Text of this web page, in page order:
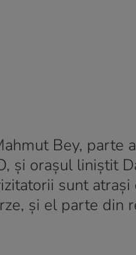
Bey, parte
și orașul liniștit
sunt atrași
și el parte din